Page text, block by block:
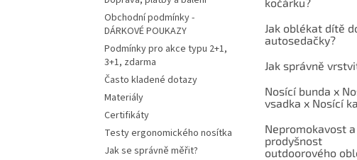
Obchodní podmínky -
DÁRKOVÉ POUKAZY
Podmínky pro akce typu 2+1,
3+1, zdarma
Často kladené dotazy
Materiály
Certifikáty
Testy ergonomického nosítka
Jak se správně měřit?
Jak oblékat dítě
autosedačky?
Jak správně
Nosící bunda x
vsadka x Nosící
Nepromokavost a
prodyšnost
outdoorového